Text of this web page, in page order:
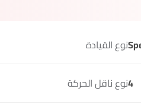
نوع القيادة
4نوع ناقل الحركة